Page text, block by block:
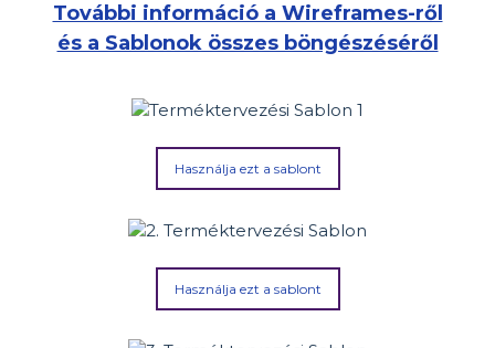
További információ a Wireframes-ről
és a Sablonok összes böngészéséről
Használja ezt a sablont
Használja ezt a sablont